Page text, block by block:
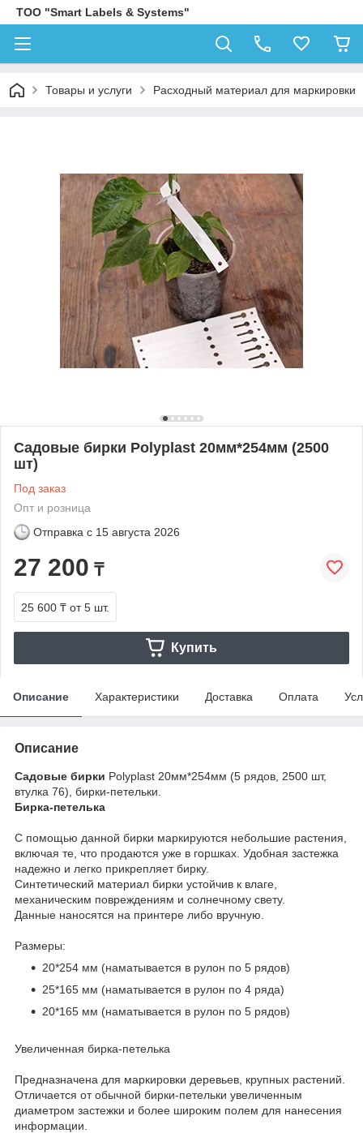
ТОО "Smart Labels & Systems"
Товары и услуги Расходный материал для маркировки
Садовые бирки Polyplast 20мм*254мм (2500
шт)
Под заказ
Опт и розница
Отправка с 15 августа 2026
27 200 ₸
25 600 ₸ от 5 шт.
Купить
Описание Характеристики Доставка Оплата
Описание
Садовые бирки Polyplast 20мм*254мм (5 рядов, 2500 шт,
втулка 76), бирки-петельки.
Бирка-петелька
С помощью данной бирки маркируются небольшие растения,
включая те, что продаются уже в горшках. Удобная застежка
надежно и легко прикрепляет бирку.
Синтетический материал бирки устойчив к влаге,
механическим повреждениям и солнечному свету.
Данные наносятся на принтере либо вручную.
Размеры:
20*254 мм (наматывается в рулон по 5 рядов)
25*165 мм (наматывается в рулон по 4 ряда)
20*165 мм (наматывается в рулон по 5 рядов)
Увеличенная бирка-петелька
Предназначена для маркировки деревьев, крупных растений.
Отличается от обычной бирки-петельки увеличенным
диаметром застежки и более широким полем для нанесения
информации.